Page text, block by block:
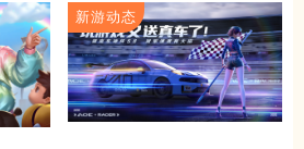
新游动态